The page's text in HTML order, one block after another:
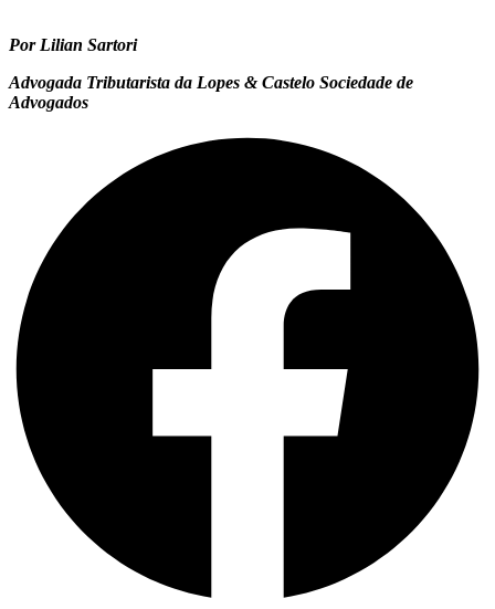
Por Lilian Sartori
Advogada Tributarista da Lopes & Castelo Sociedade de
Advogados